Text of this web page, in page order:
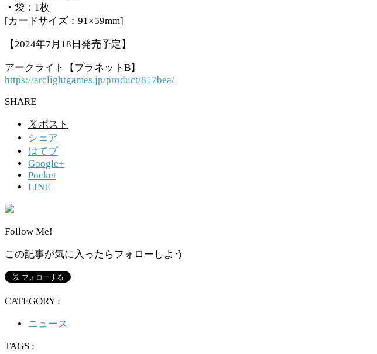
・袋：1枚
[カードサイズ：91×59mm]
【2024年7月18日発売予定】
アークライト【プラネットB】
https://arclightgames.jp/product/817bea/
SHARE
𝕏 ポスト
シェア
はてブ
Google+
Pocket
LINE
Follow Me!
この記事が気に入ったらフォローしよう
CATEGORY :
ニュース
TAGS :